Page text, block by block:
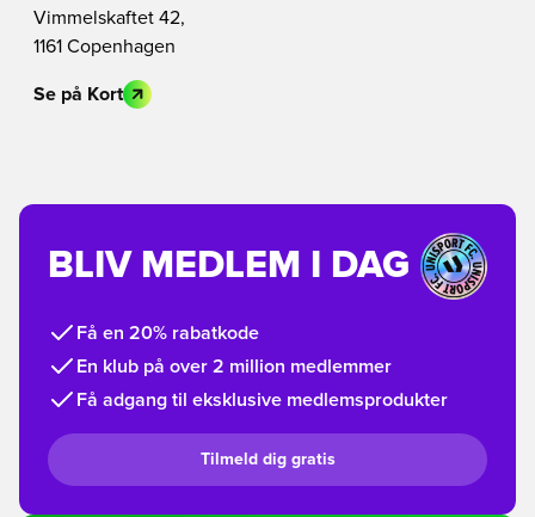
Vimmelskaftet 42,
1161 Copenhagen
Se på Kort
BLIV MEDLEM I DAG
Få en 20% rabatkode
En klub på over 2 million medlemmer
Få adgang til eksklusive medlemsprodukter
Tilmeld dig gratis